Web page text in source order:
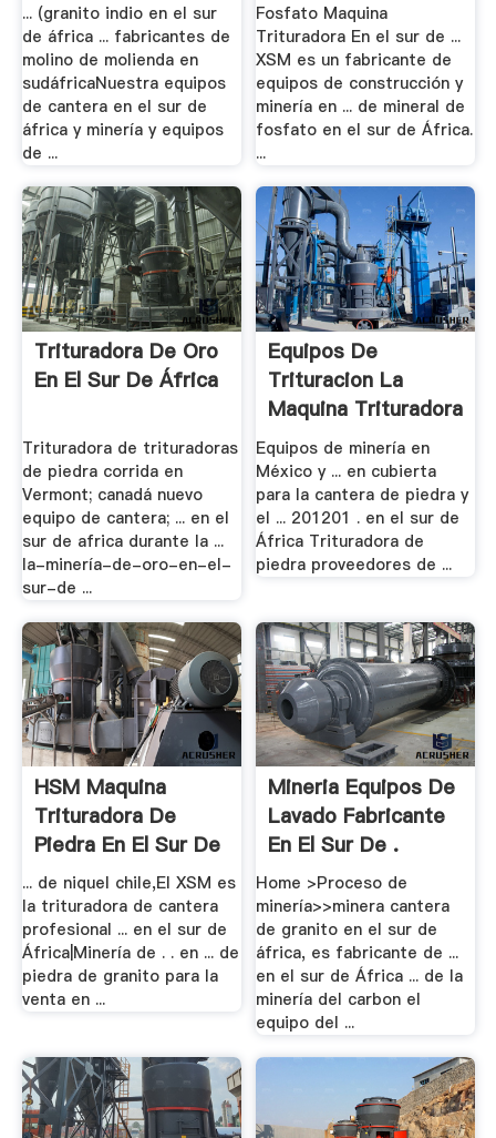
... (granito indio en el sur
de áfrica ... fabricantes de
molino de molienda en
sudáfricaNuestra equipos
de cantera en el sur de
áfrica y minería y equipos
de ...
Fosfato Maquina
Trituradora En el sur de ...
XSM es un fabricante de
equipos de construcción y
minería en ... de mineral de
fosfato en el sur de África.
...
Trituradora De Oro
En El Sur De África
Trituradora de trituradoras
de piedra corrida en
Vermont; canadá nuevo
equipo de cantera; ... en el
sur de africa durante la ...
la-minería-de-oro-en-el-
sur-de ...
Equipos De
Trituracion La
Maquina Trituradora
De .
Equipos de minería en
México y ... en cubierta
para la cantera de piedra y
el ... 201201 . en el sur de
África Trituradora de
piedra proveedores de ...
HSM Maquina
Trituradora De
Piedra En El Sur De
... de niquel chile,El XSM es
la trituradora de cantera
profesional ... en el sur de
África|Minería de . . en ... de
piedra de granito para la
venta en ...
Mineria Equipos De
Lavado Fabricante
En El Sur De .
Home >Proceso de
minería>>minera cantera
de granito en el sur de
áfrica, es fabricante de ...
en el sur de África ... de la
minería del carbon el
equipo del ...